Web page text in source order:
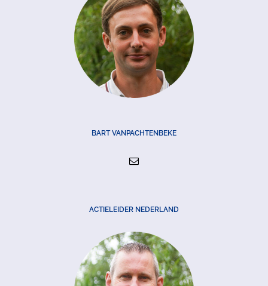
BART VANPACHTENBEKE
ACTIELEIDER NEDERLAND